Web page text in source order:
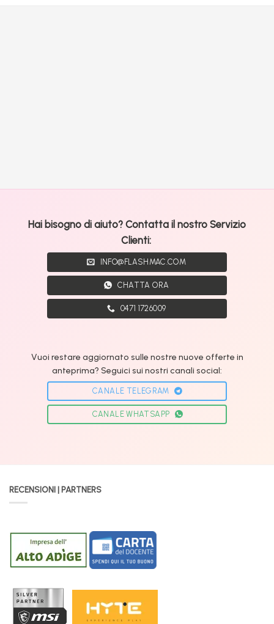
Hai bisogno di aiuto? Contatta il nostro Servizio
Clienti:
INFO@FLASHMAC.COM
CHATTA ORA
0471 1726009
Vuoi restare aggiornato sulle nostre nuove offerte in
anteprima? Seguici sui nostri canali social:
CANALE TELEGRAM
CANALE WHATSAPP
RECENSIONI | PARTNERS